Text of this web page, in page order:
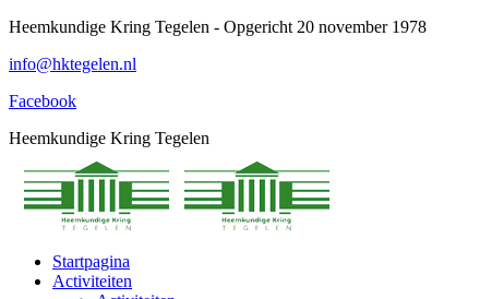
Spring
content
Heemkundige Kring Tegelen - Opgericht 20 november 1978
info@hktegelen.nl
Facebook
Heemkundige Kring Tegelen
Startpagina
Activiteiten